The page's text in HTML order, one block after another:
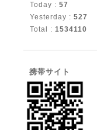
Today : 57
Yesterday : 527
Total : 1534110
携帯サイト